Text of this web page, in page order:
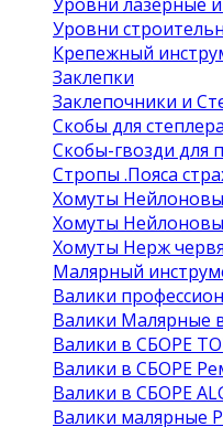
Уровни
Крепежный
Заклепки
Заклепочники и
Скобы для степлера
Скобы-гвозди для
Стропы .Пояса
Хомуты
Хомуты
Хомуты Нерж
Малярный
Валики
Валики Малярные
Валики в СБОРЕ
Валики в СБОРЕ
Валики в СБОРЕ
Валики малярные